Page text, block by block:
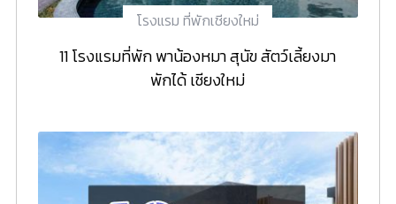
โรงแรม ที่พักเชียงใหม่
11 โรงแรมที่พัก พาน้องหมา สุนัข สัตว์เลี้ยงมา
พักได้ เชียงใหม่